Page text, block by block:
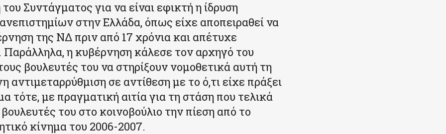
Συντάγματος για να είναι εφικτή η ίδρυση
στην Ελλάδα, όπως είχε αποπειραθεί να
της ΝΔ πριν από 17 χρόνια και απέτυχε
η κυβέρνηση κάλεσε τον αρχηγό του
βουλευτές του να στηρίξουν νομοθετικά αυτή τη
αντιμεταρρύθμιση σε αντίθεση με το ό,τι είχε πράξει
τότε, με πραγματική αιτία για τη στάση που τελικά
του στο κοινοβούλιο την πίεση από το
κίνημα του 2006-2007.